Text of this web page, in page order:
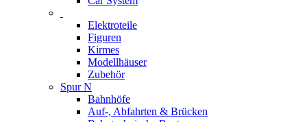
Elektroteile
Figuren
Kirmes
Modellhäuser
Zubehör
Spur N
Bahnhöfe
Auf-, Abfahrten & Brücken